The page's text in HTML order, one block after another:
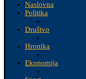
Naslovna
Politika
Društvo
Hronika
Ekonomija